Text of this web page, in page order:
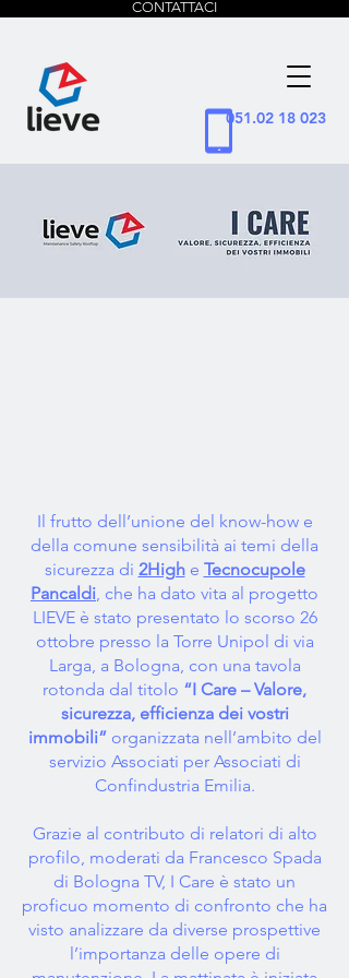
051.02 18 023
CONTATTACI
Il frutto dell’unione del know-how e
della comune sensibilità ai temi della
sicurezza di 2Highe Tecnocupole
Pancaldi, che ha dato vita al progetto
LIEVE è stato presentato lo scorso 26
ottobre presso la Torre Unipol di via
Larga, a Bologna, con una tavola
rotonda dal titolo “I Care – Valore,
sicurezza, efficienza dei vostri
immobili”organizzata nell’ambito del
servizio Associati per Associati di
Confindustria Emilia.
Grazie al contributo di relatori di alto
profilo, moderati da Francesco Spada
di Bologna TV, I Care è stato un
proficuo momento di confronto che ha
visto analizzare da diverse prospettive
l’importanza delle opere di